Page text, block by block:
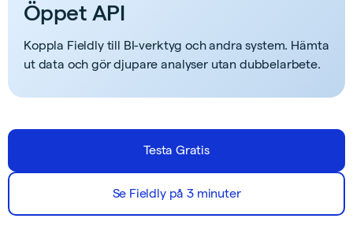
Öppet API
Koppla Fieldly till BI-verktyg och andra system. Hämta
ut data och gör djupare analyser utan dubbelarbete.
Testa Gratis
Se Fieldly på 3 minuter